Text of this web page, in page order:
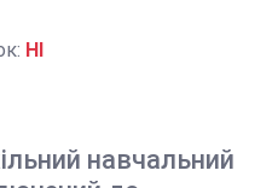
НІ
навчальний